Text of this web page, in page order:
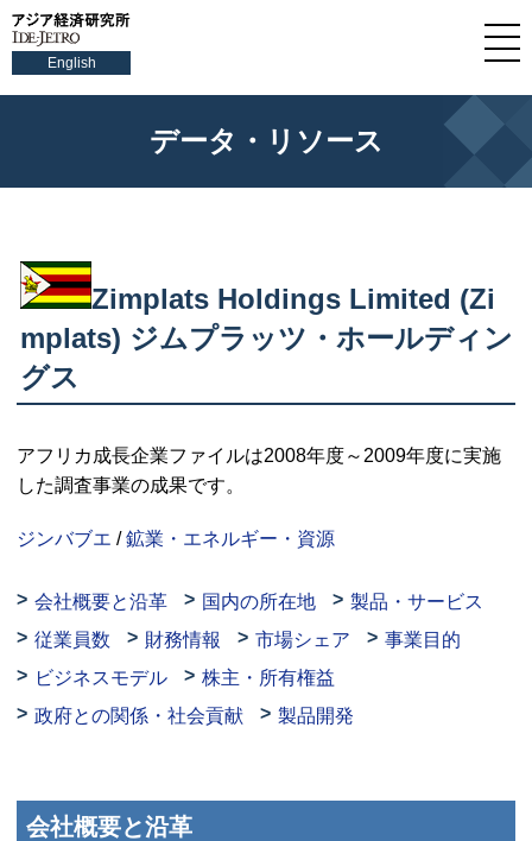
English
データ・リソース
Zimplats Holdings Limited (Zi
mplats) ジムプラッツ・ホールディン
グス
アフリカ成長企業ファイルは2008年度～2009年度に実施
した調査事業の成果です。
ジンバブエ /鉱業・エネルギー・資源
会社概要と沿革 国内の所在地
製品・サービス
従業員数
財務情報 市場シェア
事業目的
ビジネスモデル
株主・所有権益
政府との関係・社会貢献
製品開発
会社概要と沿革